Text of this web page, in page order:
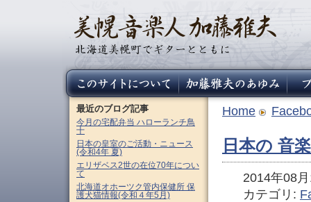
Home
日本の 音
2014年08
カテゴリ:
最近のブログ記事
今月の宅配弁当 ハローランチ鳥
十
日本の皇室のご活動・ニュース
(令和4年 夏)
エリザベス2世の在位70年につい
て
北海道オホーツク管内保健所 保
護犬猫情報(令和４年5月)